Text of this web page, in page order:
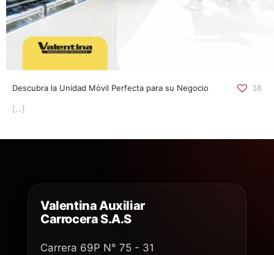
Descubra la Unidad Móvil Perfecta para su Negocio 38
[…]
Valentina Auxiliar
Carrocera S.A.S
Carrera 69P N° 75 - 31